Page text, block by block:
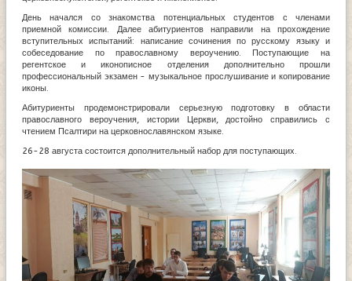
День начался со знакомства потенциальных студентов с членами
приемной комиссии. Далее абитуриентов направили на прохождение
вступительных испытаний: написание сочинения по русскому языку и
собеседование по православному вероучению. Поступающие на
регентское и иконописное отделения дополнительно прошли
профессиональный экзамен - музыкальное прослушивание и копирование
иконы.
Абитуриенты продемонстрировали серьезную подготовку в области
православного вероучения, истории Церкви, достойно справились с
чтением Псалтири на церковнославянском языке.
26-28 августа состоится дополнительный набор для поступающих.